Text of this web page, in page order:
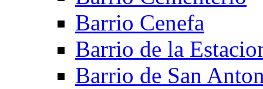
Barrio Cenefa
Barrio de la
Barrio de San